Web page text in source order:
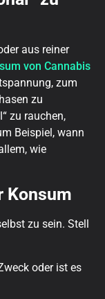
aus reiner
von Cannabis
zum
zu
zu rauchen,
Beispiel, wann
wie
Konsum
zu sein. Stell
oder ist es